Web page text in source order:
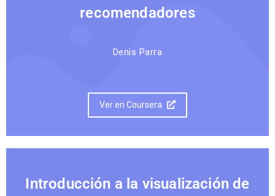
recomendadores
Denis Parra
Ver en Coursera
Introducción a la visualización de